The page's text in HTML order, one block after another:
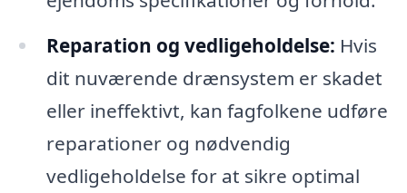
Reparation og vedligeholdelse: Hvis
dit nuværende drænsystem er skadet
eller ineffektivt, kan fagfolkene udføre
reparationer og nødvendig
vedligeholdelse for at sikre optimal